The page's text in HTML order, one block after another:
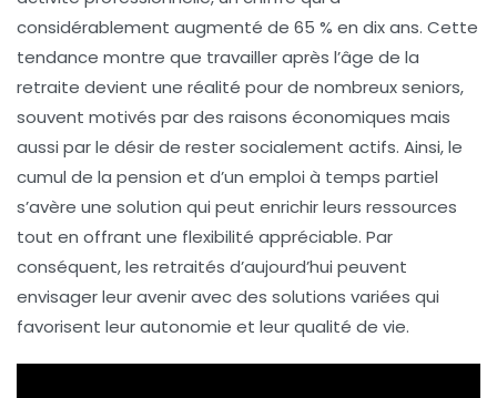
considérablement augmenté de 65 % en dix ans. Cette
tendance montre que travailler après l’âge de la
retraite devient une réalité pour de nombreux seniors,
souvent motivés par des raisons économiques mais
aussi par le désir de rester socialement actifs. Ainsi, le
cumul de la pension et d’un emploi à temps partiel
s’avère une solution qui peut enrichir leurs ressources
tout en offrant une flexibilité appréciable. Par
conséquent, les retraités d’aujourd’hui peuvent
envisager leur avenir avec des solutions variées qui
favorisent leur autonomie et leur qualité de vie.